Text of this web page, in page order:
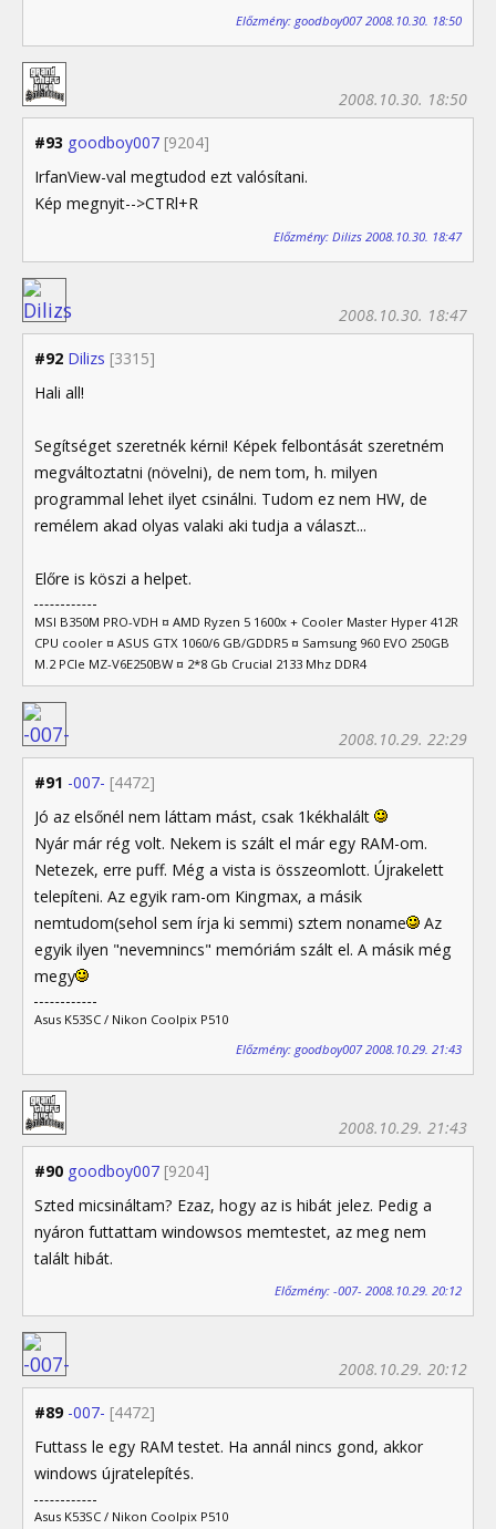
Előzmény: goodboy007 2008.10.30. 18:50
#93 goodboy007 [9204]
2008.10.30. 18:50
IrfanView-val megtudod ezt valósítani.
Kép megnyit-->CTRl+R
Előzmény: Dilizs 2008.10.30. 18:47
#92 Dilizs [3315]
2008.10.30. 18:47
Hali all!
Segítséget szeretnék kérni! Képek felbontását szeretném
megváltoztatni (növelni), de nem tom, h. milyen
programmal lehet ilyet csinálni. Tudom ez nem HW, de
remélem akad olyas valaki aki tudja a választ...
Előre is köszi a helpet.
MSI B350M PRO-VDH ¤ AMD Ryzen 5 1600x + Cooler Master Hyper 412R
CPU cooler ¤ ASUS GTX 1060/6 GB/GDDR5 ¤ Samsung 960 EVO 250GB
M.2 PCIe MZ-V6E250BW ¤ 2*8 Gb Crucial 2133 Mhz DDR4
#91 -007- [4472]
2008.10.29. 22:29
Jó az elsőnél nem láttam mást, csak 1kékhalált
Nyár már rég volt. Nekem is szált el már egy RAM-om.
Netezek, erre puff. Még a vista is összeomlott. Újrakelett
telepíteni. Az egyik ram-om Kingmax, a másik
nemtudom(sehol sem írja ki semmi) sztem noname
Az
egyik ilyen "nevemnincs" memóriám szált el. A másik még
megy
Asus K53SC / Nikon Coolpix P510
Előzmény: goodboy007 2008.10.29. 21:43
#90 goodboy007 [9204]
2008.10.29. 21:43
Szted micsináltam? Ezaz, hogy az is hibát jelez. Pedig a
nyáron futtattam windowsos memtestet, az meg nem
talált hibát.
Előzmény: -007- 2008.10.29. 20:12
#89 -007- [4472]
2008.10.29. 20:12
Futtass le egy RAM testet. Ha annál nincs gond, akkor
windows újratelepítés.
Asus K53SC / Nikon Coolpix P510